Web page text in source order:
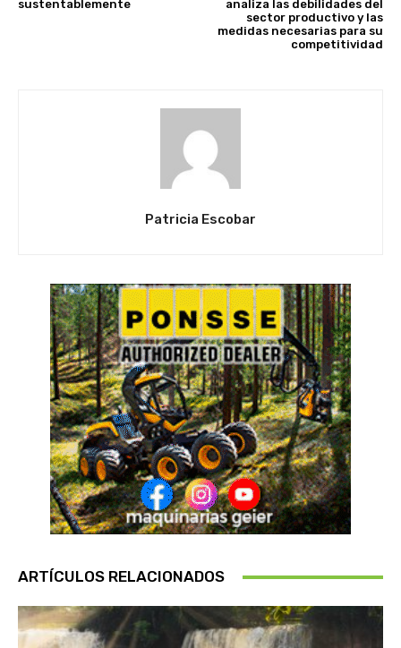
sustentablemente
analiza las debilidades del
sector productivo y las
medidas necesarias para su
competitividad
Patricia Escobar
ARTÍCULOS RELACIONADOS